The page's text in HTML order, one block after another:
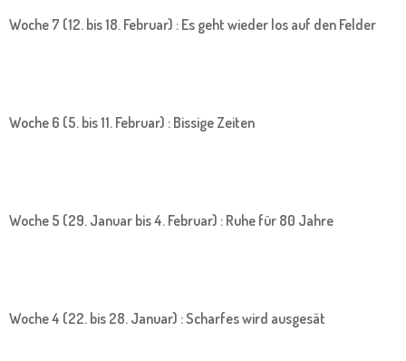
Woche 7 (12. bis 18. Februar) : Es geht wieder los auf den Felder
Woche 6 (5. bis 11. Februar) : Bissige Zeiten
Woche 5 (29. Januar bis 4. Februar) : Ruhe für 80 Jahre
Woche 4 (22. bis 28. Januar) : Scharfes wird ausgesät